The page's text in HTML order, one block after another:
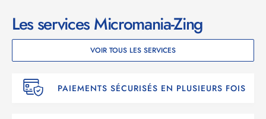
Les services Micromania-Zing
VOIR TOUS LES SERVICES
PAIEMENTS SÉCURISÉS EN PLUSIEURS FOIS